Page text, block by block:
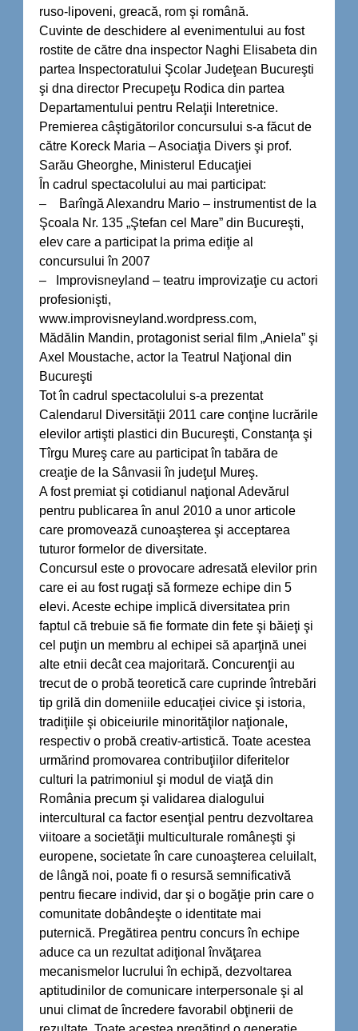
ruso-lipoveni, greacă, rom şi română.
Cuvinte de deschidere al evenimentului au fost
rostite de către dna inspector Naghi Elisabeta din
partea Inspectoratului Şcolar Judeţean Bucureşti
şi dna director Precupeţu Rodica din partea
Departamentului pentru Relaţii Interetnice.
Premierea câştigătorilor concursului s-a făcut de
către Koreck Maria – Asociaţia Divers şi prof.
Sarău Gheorghe, Ministerul Educaţiei
În cadrul spectacolului au mai participat:
– Barîngă Alexandru Mario – instrumentist de la
Şcoala Nr. 135 „Ştefan cel Mare” din Bucureşti,
elev care a participat la prima ediţie al
concursului în 2007
– Improvisneyland – teatru improvizaţie cu actori
profesionişti,
www.improvisneyland.wordpress.com,
Mădălin Mandin, protagonist serial film „Aniela” şi
Axel Moustache, actor la Teatrul Naţional din
Bucureşti
Tot în cadrul spectacolului s-a prezentat
Calendarul Diversităţii 2011 care conţine lucrările
elevilor artişti plastici din Bucureşti, Constanţa şi
Tîrgu Mureş care au participat în tabăra de
creaţie de la Sânvasii în judeţul Mureş.
A fost premiat şi cotidianul naţional Adevărul
pentru publicarea în anul 2010 a unor articole
care promovează cunoaşterea şi acceptarea
tuturor formelor de diversitate.
Concursul este o provocare adresată elevilor prin
care ei au fost rugaţi să formeze echipe din 5
elevi. Aceste echipe implică diversitatea prin
faptul că trebuie să fie formate din fete şi băieţi şi
cel puţin un membru al echipei să aparţină unei
alte etnii decât cea majoritară. Concurenţii au
trecut de o probă teoretică care cuprinde întrebări
tip grilă din domeniile educaţiei civice şi istoria,
tradiţiile şi obiceiurile minorităţilor naţionale,
respectiv o probă creativ-artistică. Toate acestea
urmărind promovarea contribuţiilor diferitelor
culturi la patrimoniul şi modul de viaţă din
România precum şi validarea dialogului
intercultural ca factor esenţial pentru dezvoltarea
viitoare a societăţii multiculturale româneşti şi
europene, societate în care cunoaşterea celuilalt,
de lângă noi, poate fi o resursă semnificativă
pentru fiecare individ, dar şi o bogăţie prin care o
comunitate dobândeşte o identitate mai
puternică. Pregătirea pentru concurs în echipe
aduce ca un rezultat adiţional învăţarea
mecanismelor lucrului în echipă, dezvoltarea
aptitudinilor de comunicare interpersonale şi al
unui climat de încredere favorabil obţinerii de